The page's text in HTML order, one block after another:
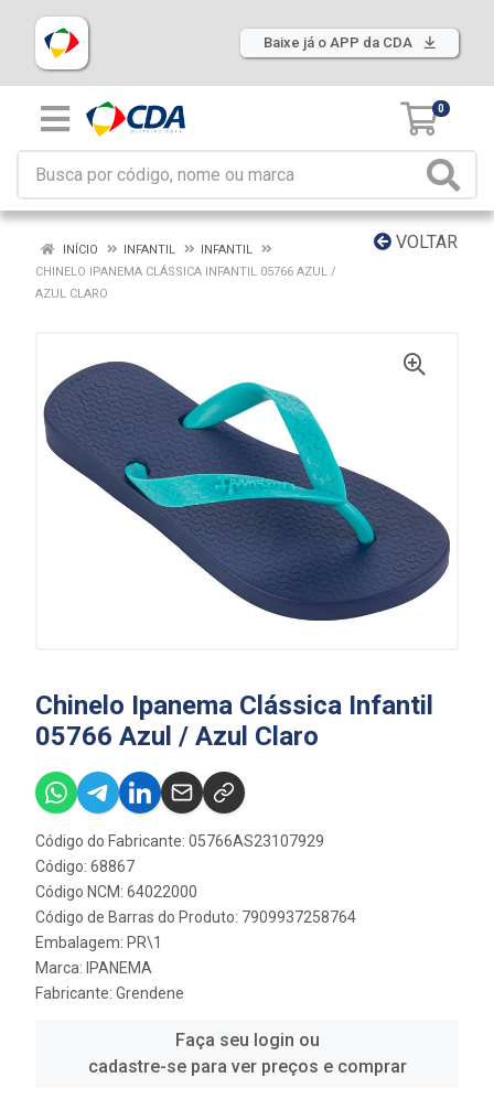
Baixe já o APP da CDA
0
VOLTAR
INÍCIO INFANTIL
INFANTIL
CHINELO IPANEMA CLÁSSICA INFANTIL 05766 AZUL /
AZUL CLARO
Chinelo Ipanema Clássica Infantil
05766 Azul / Azul Claro
Código do Fabricante: 05766AS23107929
Código: 68867
Código NCM: 64022000
Código de Barras do Produto: 7909937258764
Embalagem: PR\1
Marca: IPANEMA
Fabricante: Grendene
Faça seu login ou
cadastre-se para ver preços e comprar